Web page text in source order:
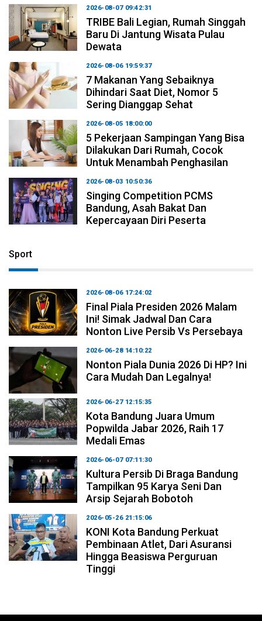
2026-08-07 09:42:31
TRIBE Bali Legian, Rumah Singgah
Baru Di Jantung Wisata Pulau
Dewata
2026-08-06 19:59:37
7 Makanan Yang Sebaiknya
Dihindari Saat Diet, Nomor 5
Sering Dianggap Sehat
2026-08-05 18:00:00
5 Pekerjaan Sampingan Yang Bisa
Dilakukan Dari Rumah, Cocok
Untuk Menambah Penghasilan
2026-08-03 10:50:36
Singing Competition PCMS
Bandung, Asah Bakat Dan
Kepercayaan Diri Peserta
Sport
2026-08-06 17:24:02
Final Piala Presiden 2026 Malam
Ini! Simak Jadwal Dan Cara
Nonton Live Persib Vs Persebaya
2026-06-28 14:10:22
Nonton Piala Dunia 2026 Di HP? Ini
Cara Mudah Dan Legalnya!
2026-06-27 12:15:35
Kota Bandung Juara Umum
Popwilda Jabar 2026, Raih 17
Medali Emas
2026-06-07 07:11:30
Kultura Persib Di Braga Bandung
Tampilkan 95 Karya Seni Dan
Arsip Sejarah Bobotoh
2026-05-26 21:15:06
KONI Kota Bandung Perkuat
Pembinaan Atlet, Dari Asuransi
Hingga Beasiswa Perguruan
Tinggi